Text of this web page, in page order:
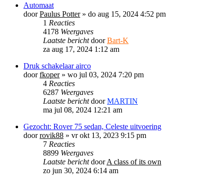
Automaat
doorPaulus Potter» do aug 15, 2024 4:52 pm
1 Reacties
4178 Weergaves
Laatste berichtdoorBart-K
za aug 17, 2024 1:12 am
Druk schakelaar airco
doorfkoper» wo jul 03, 2024 7:20 pm
4 Reacties
6287 Weergaves
Laatste berichtdoorMARTIN
ma jul 08, 2024 12:21 am
Gezocht: Rover 75 sedan, Celeste uitvoering
doorrovik88 » vr okt 13, 2023 9:15 pm
7 Reacties
8899 Weergaves
Laatste berichtdoorA class of its own
zo jun 30, 2024 6:14 am